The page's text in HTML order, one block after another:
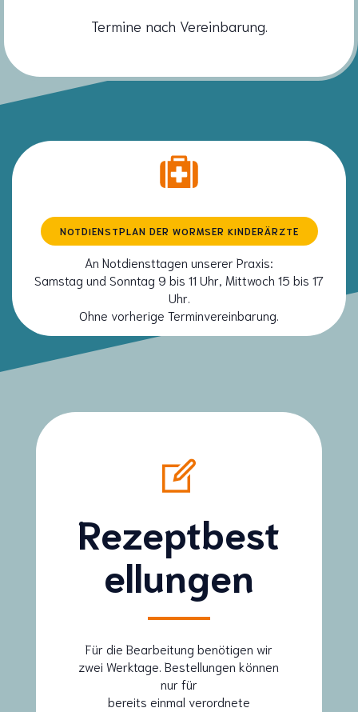
Termine nach Vereinbarung.
NOTDIENSTPLAN DER WORMSER KINDERÄRZTE
An Notdiensttagen unserer Praxis:
Samstag und Sonntag 9 bis 11 Uhr, Mittwoch 15 bis 17
Uhr.
Ohne vorherige Terminvereinbarung.
Rezeptbest
ellungen
Für die Bearbeitung benötigen wir
zwei Werktage. Bestellungen können
nur für
bereits einmal verordnete